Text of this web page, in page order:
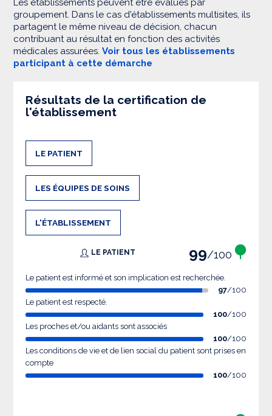
Les établissements peuvent être évalués par
groupement. Dans le cas d'établissements multisites, ils
partagent le même niveau de décision, chacun
contribuant au résultat en fonction des activités
médicales assurées. Voir tous les établissements
participant à cette démarche
Résultats de la certification de
l'établissement
LE PATIENT
LES ÉQUIPES DE SOINS
L'ÉTABLISSEMENT
LE PATIENT 99/100
Le patient est informé et son implication est recherchée.
97/100
Le patient est respecté.
100/100
Les proches et/ou aidants sont associés
100/100
Les conditions de vie et de lien social du patient sont prises en
compte
100/100